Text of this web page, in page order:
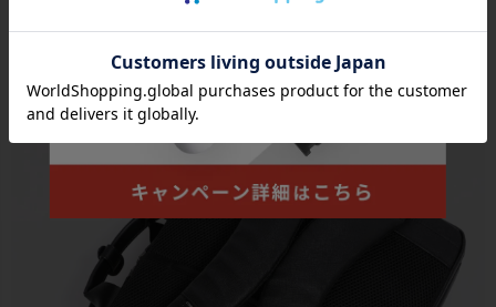
●ロゴ部分には質感の高い合成皮革にBERMASのロゴを刻印して、
アクセントになっています。